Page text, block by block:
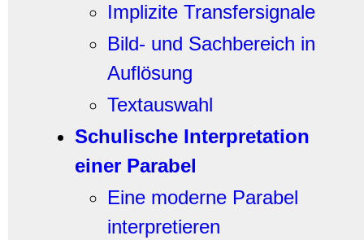
Implizite Transfersignale
Bild- und Sachbereich in
Auflösung
Textauswahl
Schulische Interpretation
einer Parabel
Eine moderne Parabel
interpretieren